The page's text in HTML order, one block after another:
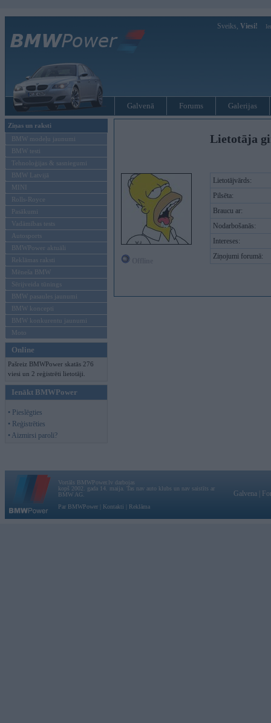
Sveiks, Viesi!
Galvenā Forums Galerijas
Ziņas un raksti
BMW modeļu jaunumi
BMW testi
Tehnoloģijas & sasniegumi
BMW Latvijā
MINI
Rolls-Royce
Pasākumi
Vadāmības tests
Autosports
BMWPower aktuāli
Reklāmas raksti
Mēneša BMW
Sērijveida tūnings
BMW pasaules jaunumi
BMW koncepti
BMW konkurentu jaunumi
Moto
Online
Pašreiz BMWPower skatās 276
viesi un 2 reģistrēti lietotāji.
Ienākt BMWPower
• Pieslēgties
• Reģistrēties
• Aizmirsi paroli?
Lietotāja
Lietotājvārds:
Pilsēta:
Braucu ar:
Nodarbošanās:
Intereses:
Ziņojumi forumā:
Vortāls BMWPower.lv darbojas
kopš 2002. gada 14. maija. Tas nav auto klubs un nav saistīts ar
BMW AG.
Par BMWPower
Kontakti Reklāma
Galvena